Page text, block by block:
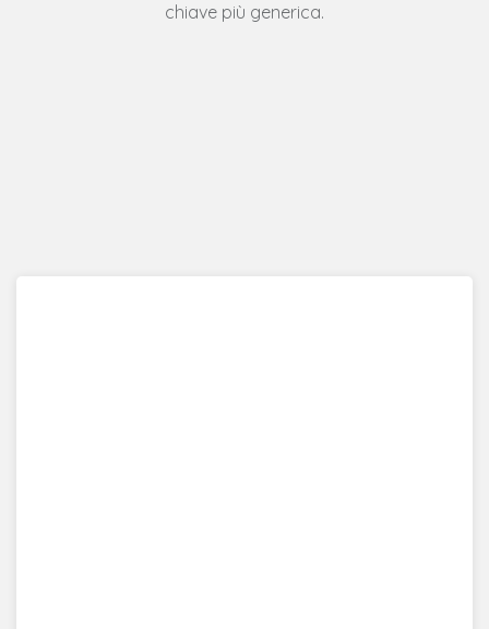
chiave più generica.